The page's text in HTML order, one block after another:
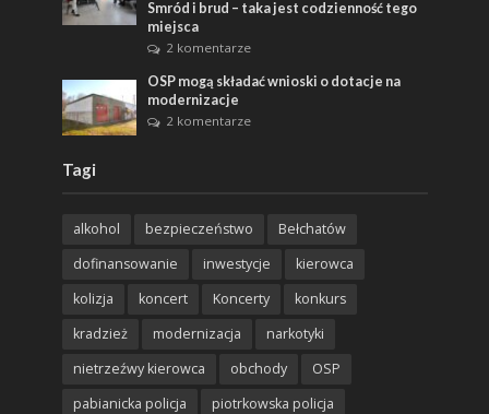
Smród i brud – taka jest codzienność tego
miejsca
2 komentarze
OSP mogą składać wnioski o dotacje na
modernizacje
2 komentarze
Tagi
alkohol bezpieczeństwo
Bełchatów
dofinansowanie
inwestycje
kierowca
kolizja
koncert Koncerty
konkurs
kradzież
modernizacja
narkotyki
nietrzeźwy kierowca
obchody
OSP
pabianicka policja
piotrkowska policja